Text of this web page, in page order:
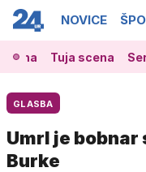
NOVICE
Tuja scena
GLASBA
Umrl je bobnar
Burke